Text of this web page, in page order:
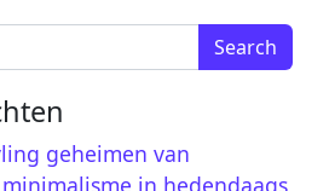
geheimen van
in hedendaags